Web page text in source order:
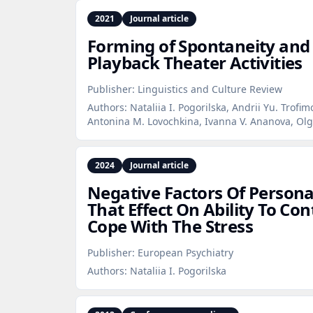
2021 Journal article
Forming of Spontaneity
Playback Theater Activities
Publisher: Linguistics and Culture Review
Authors: Nataliia I. Pogorilska, Andrii Yu.
Antonina M. Lovochkina, Ivanna V. Ananova,
2024 Journal article
Negative Factors Of
That Effect On Ability To
Cope With The Stress
Publisher: European Psychiatry
Authors: Nataliia I. Pogorilska